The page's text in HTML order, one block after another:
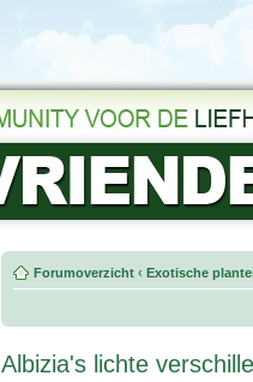
Forumoverzicht ‹ Exotische
Albizia's lichte